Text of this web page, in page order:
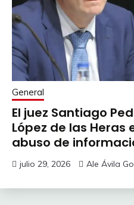
General
El juez Santiago
López de las Heras
abuso de
julio 29, 2026 Ale Ávila